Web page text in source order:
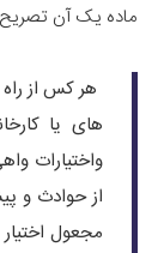
ماده یک آن
هر کس از
های یا
واختیارات
از حوادث و
مجعول